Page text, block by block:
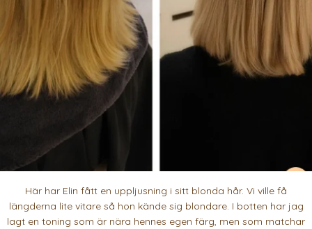
Här har Elin fått en uppljusning i sitt blonda hår. Vi ville få
längderna lite vitare så hon kände sig blondare. I botten har jag
lagt en toning som är nära hennes egen färg, men som matchar